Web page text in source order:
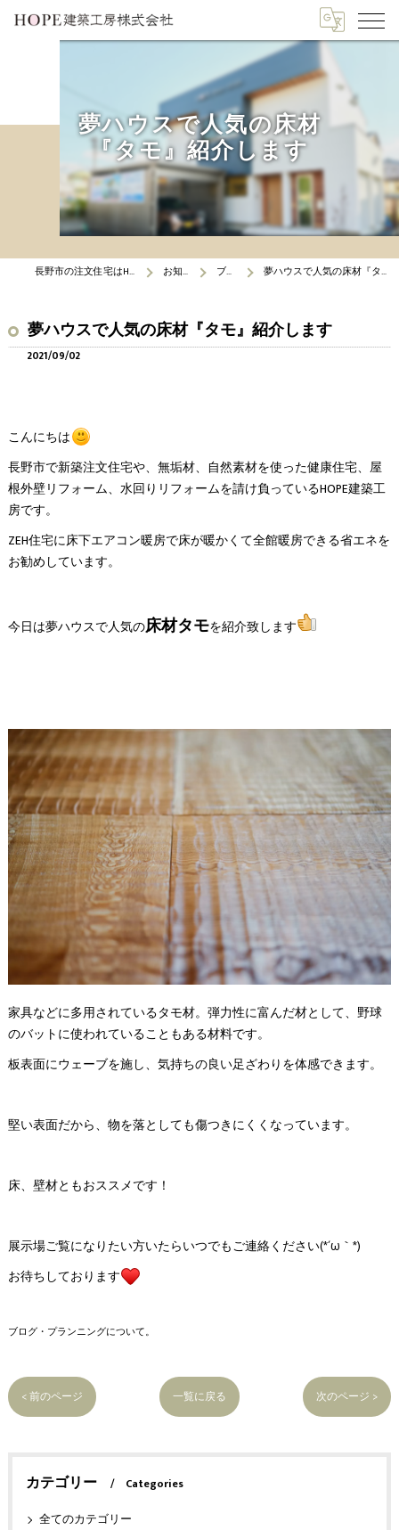
夢ハウスで人気の床材
『タモ』紹介します
長野市の注文住宅はHOPE建築工房 お知らせ ブログ 夢ハウスで人気の床材『タモ』紹介します
夢ハウスで人気の床材『タモ』紹介します
2021/09/02
こんにちは
長野市で新築注文住宅や、無垢材、自然素材を使った健康住宅、屋
根外壁リフォーム、水回りリフォームを請け負っているHOPE建築工
房です。
ZEH住宅に床下エアコン暖房で床が暖かくて全館暖房できる省エネを
お勧めしています。
今日は夢ハウスで人気の床材タモを紹介致します
家具などに多用されているタモ材。弾力性に富んだ材として、野球
のバットに使われていることもある材料です。
板表面にウェーブを施し、気持ちの良い足ざわりを体感できます。
堅い表面だから、物を落としても傷つきにくくなっています。
床、壁材ともおススメです！
展示場ご覧になりたい方いたらいつでもご連絡ください(*´ω｀*)
お待ちしております
ブログ・プランニングについて。
< 前のページ 一覧に戻る 次のページ >
カテゴリー
Categories
全てのカテゴリー